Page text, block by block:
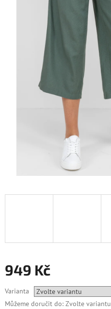
949 Kč
cena:
Varianta
Můžeme doručit do: Zvolte variantu